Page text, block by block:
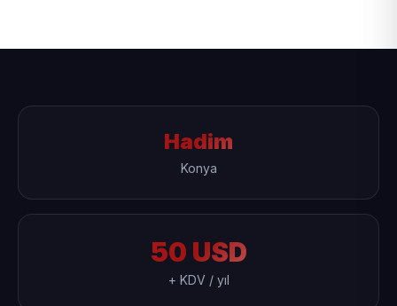
Hadim
Konya
50 USD
+ KDV / yıl